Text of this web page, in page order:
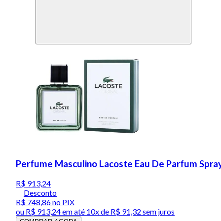
Perfume Masculino Lacoste Eau De Parfum
R$ 913,24
Desconto
R$ 748,86no PIX
ou R$ 913,24em até 10x de R$ 91,32 sem juros